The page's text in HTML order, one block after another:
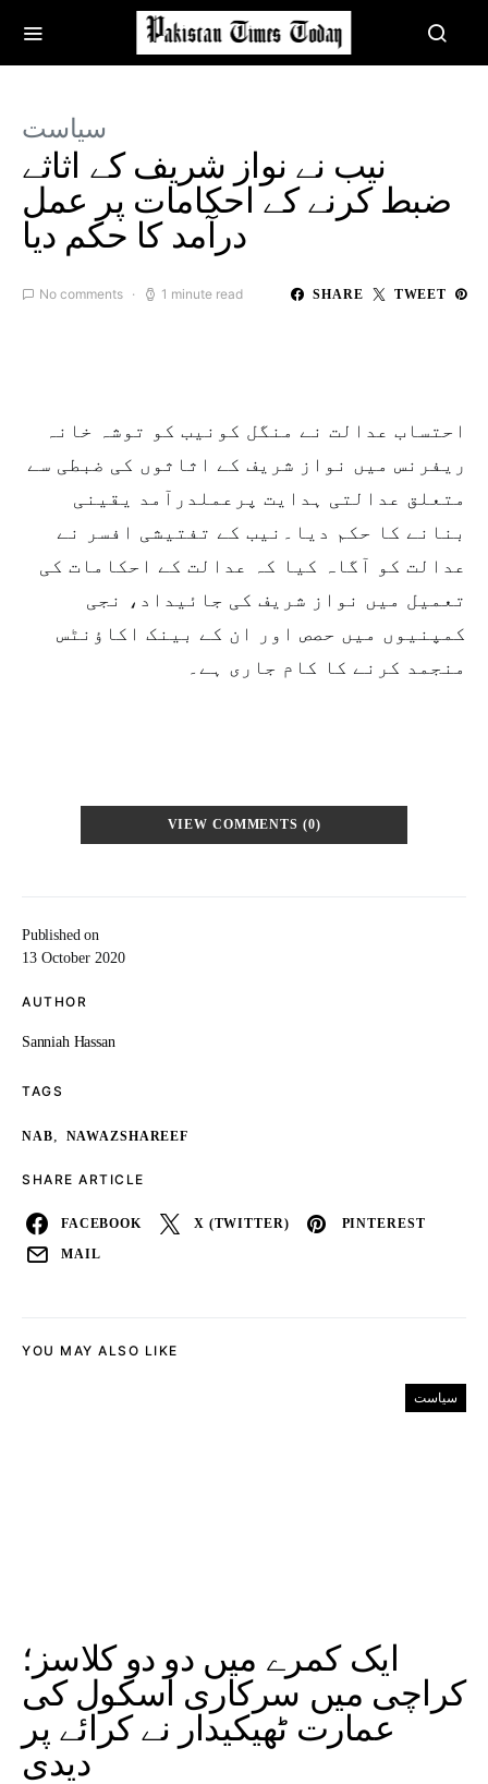
سیاست
نیب نے نواز شریف کے اثاثے
ضبط کرنے کے احکامات پر عمل
درآمد کا حکم دیا
No comments 1 minute read SHARE TWEET
Published on
13 October 2020
AUTHOR
Sanniah Hassan
TAGS
NAB, NAWAZSHAREEF
SHARE ARTICLE
FACEBOOK X (TWITTER) PINTEREST
MAIL
احتساب عدالت نے منگل کونیب کو توشہ خانہ
ریفرنس میں نواز شریف کے اثاثوں کی ضبطی سے
متعلق عدالتی ہدایت پرعملدرآمد یقینی
بنانے کا حکم دیا۔نیب کے تفتیشی افسر نے
عدالت کو آگاہ کیا کہ عدالت کے احکامات کی
تعمیل میں نواز شریف کی جائیداد، نجی
کمپنیوں میں حصص اور ان کے بینک اکاؤنٹس
منجمد کرنے کا کام جاری ہے۔
VIEW COMMENTS (0)
YOU MAY ALSO LIKE
سیاست
ایک کمرے میں دو دو کلاسز؛
کراچی میں سرکاری اسکول کی
عمارت ٹھیکیدار نے کرائے پر
دیدی